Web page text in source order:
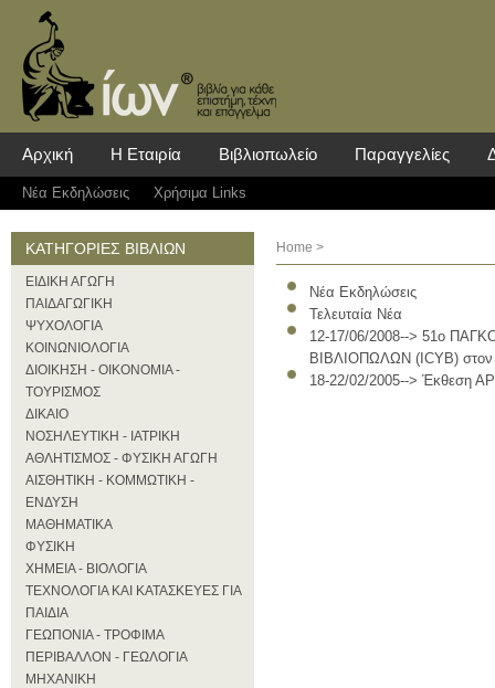
Αρχική Η Εταιρία Βιβλιοπωλείο Παραγγελίες
Νέα Eκδηλώσεις Χρήσιμα Links
ΚΑΤΗΓΟΡΙΕΣ ΒΙΒΛΙΩΝ
ΕΙΔΙΚΗ ΑΓΩΓΗ
ΠΑΙΔΑΓΩΓΙΚΗ
ΨΥΧΟΛΟΓΙΑ
ΚΟΙΝΩΝΙΟΛΟΓΙΑ
ΔΙΟΙΚΗΣΗ - ΟΙΚΟΝΟΜΙΑ -
ΤΟΥΡΙΣΜΟΣ
ΔΙΚΑΙΟ
ΝΟΣΗΛΕΥΤΙΚΗ - ΙΑΤΡΙΚΗ
ΑΘΛΗΤΙΣΜΟΣ - ΦΥΣΙΚΗ ΑΓΩΓΗ
ΑΙΣΘΗΤΙΚΗ - ΚΟΜΜΩΤΙΚΗ -
ΕΝΔΥΣΗ
ΜΑΘΗΜΑΤΙΚΑ
ΦΥΣΙΚΗ
ΧΗΜΕΙΑ - ΒΙΟΛΟΓΙΑ
ΤΕΧΝΟΛΟΓΙΑ ΚΑΙ ΚΑΤΑΣΚΕΥΕΣ ΓΙΑ
ΠΑΙΔΙΑ
ΓΕΩΠΟΝΙΑ - ΤΡΟΦΙΜΑ
ΠΕΡΙΒΑΛΛΟΝ - ΓΕΩΛΟΓΙΑ
ΜΗΧΑΝΙΚΗ
Home >
Νέα Eκδηλώσεις
Τελευταία Νέα
12-17/06/2008--> 51ο
ΒΙΒΛΙΟΠΩΛΩΝ (ICYB) στον
18-22/02/2005--> Έκθεση